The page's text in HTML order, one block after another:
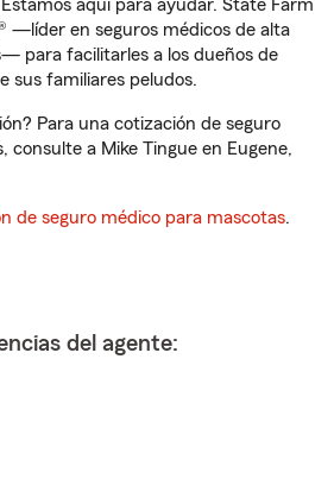
aquí para ayudar. State Farm
—líder en seguros médicos de alta
para facilitarles a los dueños de
sus familiares peludos.
Para una cotización de seguro
consulte a Mike Tingue en Eugene,
de seguro médico para mascotas.
del agente: